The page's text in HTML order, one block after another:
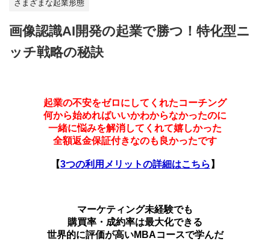
さまざまな起業形態
画像認識AI開発の起業で勝つ！特化型ニ
ッチ戦略の秘訣
起業の不安をゼロにしてくれたコーチング
何から始めればいいかわからなかったのに
一緒に悩みを解消してくれて嬉しかった
全額返金保証付きなのも良かったです
【3つの利用メリットの詳細はこちら 】
マーケティング未経験でも
購買率・成約率は最大化できる
世界的に評価が高いMBAコースで学んだ